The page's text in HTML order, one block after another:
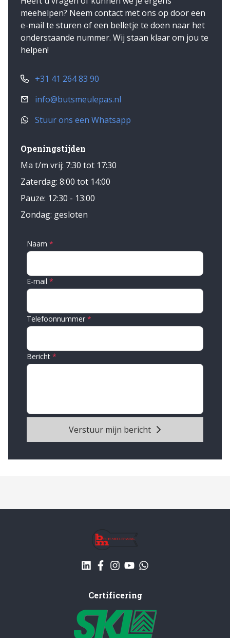
• Inspanbussen in tanden voorkomen slijtage
van de breekbout
• Vervaardigd uit constructiestaal St 52-3
• Degelijke constructie geschikt voor zware
• Hydraulisch verstelbare kooirol 800 mm
• LED verlichting met markeringsborden
meehelpen? Neem contact met ons op door een
e-mail te sturen of een belletje te doen naar het
onderstaande nummer. Wij staan klaar om jou te
helpen!
+31 41 264 83 90
info@butsmeulepas.nl
Stuur ons een Whatsapp
Openingstijden
Ma t/m vrij: 7:30 tot 17:30
Zaterdag: 8:00 tot 14:00
Pauze: 12:30 - 13:00
Zondag: gesloten
Naam
E-mail
Telefoonnummer
Bericht
Verstuur mijn bericht
Certificering